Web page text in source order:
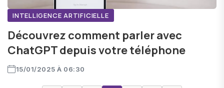
INTELLIGENCE ARTIFICIELLE
Découvrez comment parler avec
ChatGPT depuis votre téléphone
15/01/2025 À 06:30